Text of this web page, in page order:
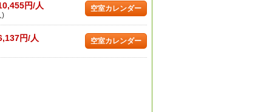
円/人
)
空室カレンダー
円/人 空室カレンダー